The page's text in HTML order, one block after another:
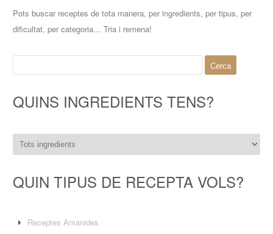
Pots buscar receptes de tota manera, per ingredients, per tipus, per
dificultat, per categoria… Tria i remena!
QUINS INGREDIENTS TENS?
QUIN TIPUS DE RECEPTA VOLS?
Receptes Amanides